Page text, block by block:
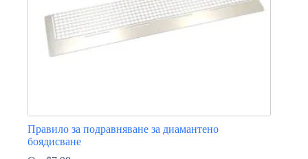
page
Правило за подравняване за диамантено
боядисване